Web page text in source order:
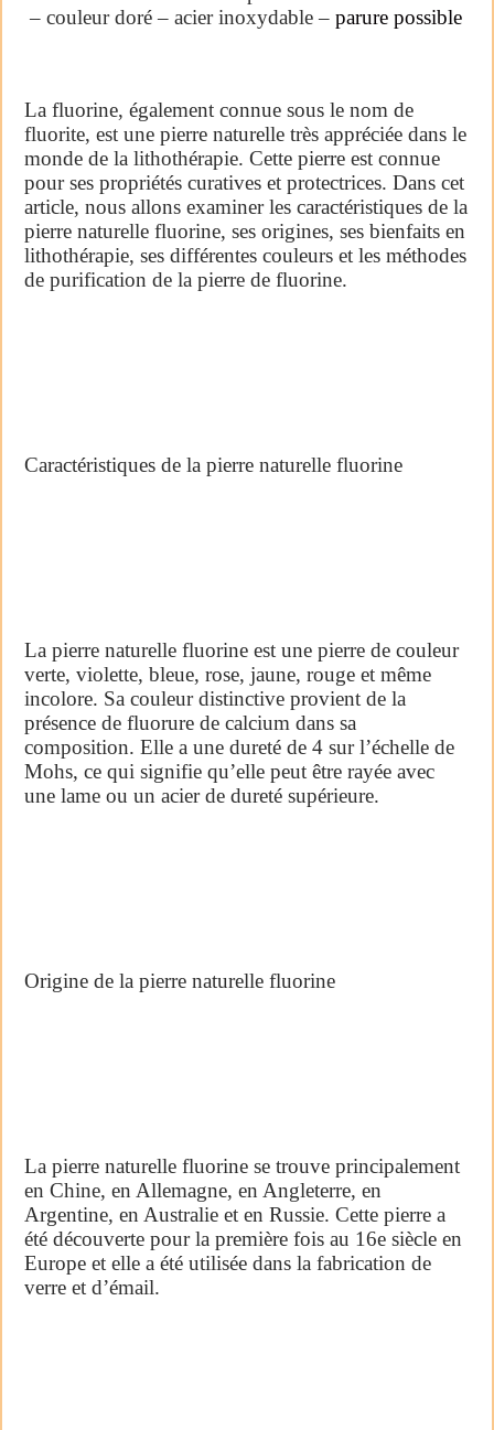
– couleur doré – acier inoxydable – parure possible
La fluorine, également connue sous le nom de
fluorite, est une pierre naturelle très appréciée dans le
monde de la lithothérapie. Cette pierre est connue
pour ses propriétés curatives et protectrices. Dans cet
article, nous allons examiner les caractéristiques de la
pierre naturelle fluorine, ses origines, ses bienfaits en
lithothérapie, ses différentes couleurs et les méthodes
de purification de la pierre de fluorine.
Caractéristiques de la pierre naturelle fluorine
La pierre naturelle fluorine est une pierre de couleur
verte, violette, bleue, rose, jaune, rouge et même
incolore. Sa couleur distinctive provient de la
présence de fluorure de calcium dans sa
composition. Elle a une dureté de 4 sur l’échelle de
Mohs, ce qui signifie qu’elle peut être rayée avec
une lame ou un acier de dureté supérieure.
Origine de la pierre naturelle fluorine
La pierre naturelle fluorine se trouve principalement
en Chine, en Allemagne, en Angleterre, en
Argentine, en Australie et en Russie. Cette pierre a
été découverte pour la première fois au 16e siècle en
Europe et elle a été utilisée dans la fabrication de
verre et d’émail.